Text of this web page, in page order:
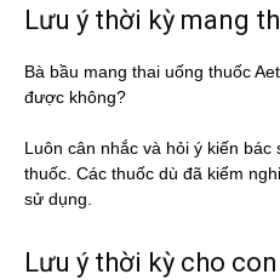
Lưu ý thời kỳ mang
Bà bầu mang thai uống thuốc
được không?
Luôn cân nhắc và hỏi ý kiến
thuốc. Các thuốc dù đã kiểm
sử dụng.
Lưu ý thời kỳ cho con